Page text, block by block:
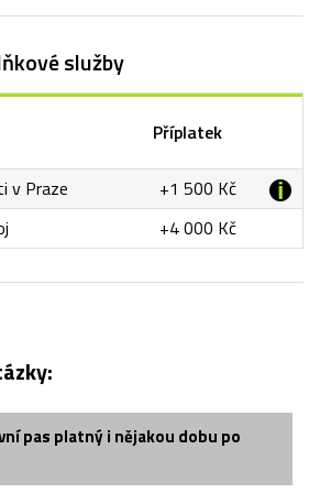
služby
Příplatek
v Praze
+1 500 Kč
+4 000 Kč
pas platný i nějakou dobu po